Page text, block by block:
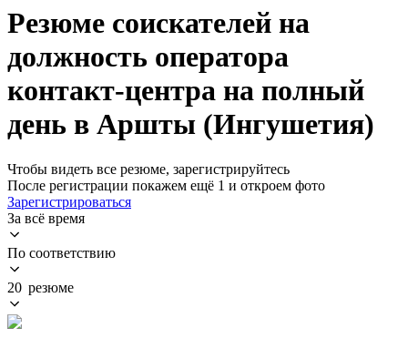
Резюме соискателей на
должность оператора
контакт-центра на полный
день в Аршты (Ингушетия)
Чтобы видеть все резюме, зарегистрируйтесь
После регистрации покажем ещё 1 и откроем фото
Зарегистрироваться
За всё время
По соответствию
20 резюме